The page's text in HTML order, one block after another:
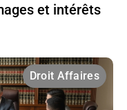
et intérêts
Droit Affaires